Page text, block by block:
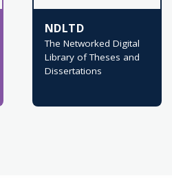
NDLTD
The Networked Digital
Library of Theses and
Dissertations